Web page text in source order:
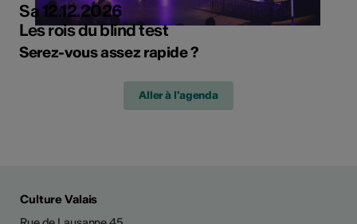
Sa 12.12.2026
Les rois du blind test
Serez-vous assez rapide ?
Aller à l'agenda
Culture Valais